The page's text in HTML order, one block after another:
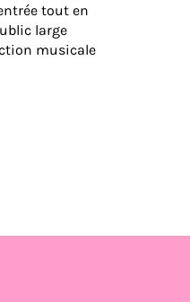
tout en
large
musicale